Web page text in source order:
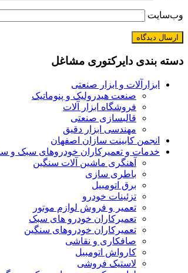
وب‌سایت
دسته بندی دایرکتوری مشاغل
ابزارآلات و ابزار صنعتی
صنعت هیدرولیک و پنوماتیک
فروشگاه ابزار آلات
قالبسازی صنعتی
مهندسی ابزار دقیق
انجمن کابینت سازان اصفهان
خدمات و تعمیرکاران خودروهای سبک و
آهنگری ماشین آلات سنگین
باطری سازی
برق اتومبیل
تزئینات خودرو
تعمیر و فروش لوازم موتور
تعمیرکاران خودرو های سبک
تعمیرکاران خودروهای سنگین
صافکاری و نقاشی
کارواش اتومبیل
لاستیک فروشی